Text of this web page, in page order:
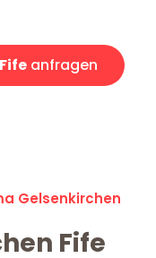
anfragen
Gelsenkirchen
Fife